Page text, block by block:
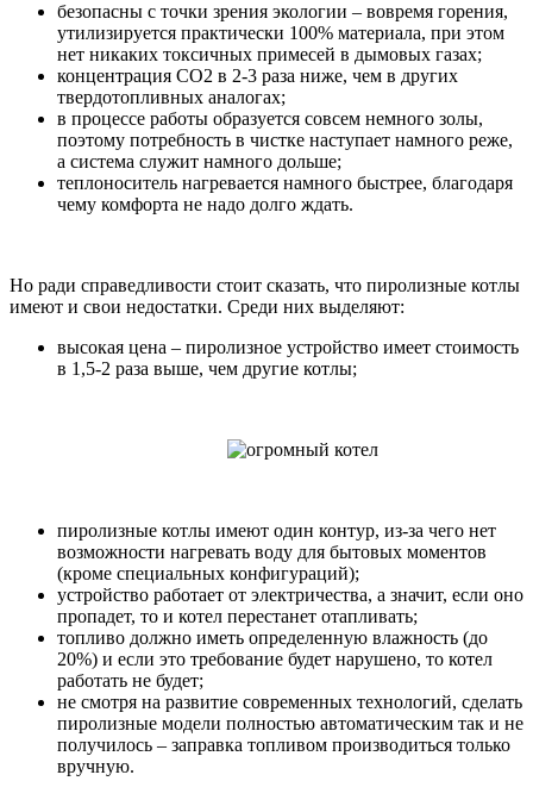
безопасны с точки зрения экологии – вовремя горения,
утилизируется практически 100% материала, при этом
нет никаких токсичных примесей в дымовых газах;
концентрация СО2 в 2-3 раза ниже, чем в других
твердотопливных аналогах;
в процессе работы образуется совсем немного золы,
поэтому потребность в чистке наступает намного реже,
а система служит намного дольше;
теплоноситель нагревается намного быстрее, благодаря
чему комфорта не надо долго ждать.
Но ради справедливости стоит сказать, что пиролизные котлы
имеют и свои недостатки. Среди них выделяют:
высокая цена – пиролизное устройство имеет стоимость
в 1,5-2 раза выше, чем другие котлы;
пиролизные котлы имеют один контур, из-за чего нет
возможности нагревать воду для бытовых моментов
(кроме специальных конфигураций);
устройство работает от электричества, а значит, если оно
пропадет, то и котел перестанет отапливать;
топливо должно иметь определенную влажность (до
20%) и если это требование будет нарушено, то котел
работать не будет;
не смотря на развитие современных технологий, сделать
пиролизные модели полностью автоматическим так и не
получилось – заправка топливом производиться только
вручную.